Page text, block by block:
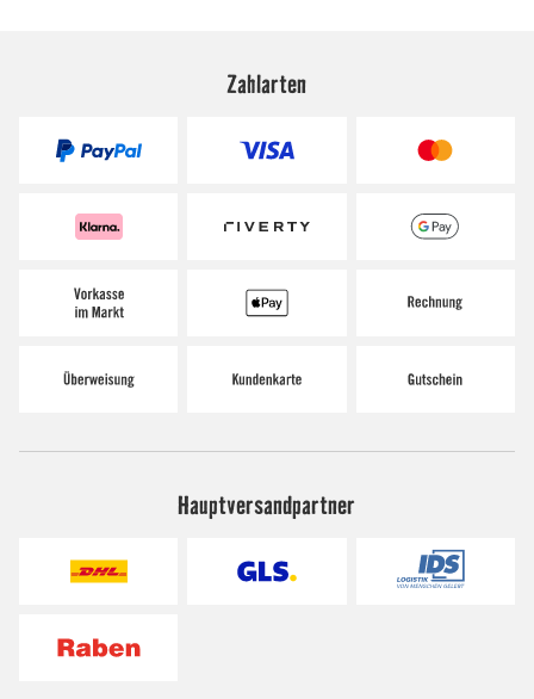
Zahlarten
Hauptversandpartner